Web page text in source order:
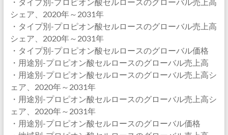
シェア、2020年～2031年
・タイプ別-プロピオン酸セルロースのグローバル売上高
シェア、2020年～2031年
・タイプ別-プロピオン酸セルロースのグローバル価格
・用途別-プロピオン酸セルロースのグローバル売上高
・用途別-プロピオン酸セルロースのグローバル売上高シ
ェア、2020年～2031年
・用途別-プロピオン酸セルロースのグローバル売上高シ
ェア、2020年～2031年
・用途別-プロピオン酸セルロースのグローバル価格